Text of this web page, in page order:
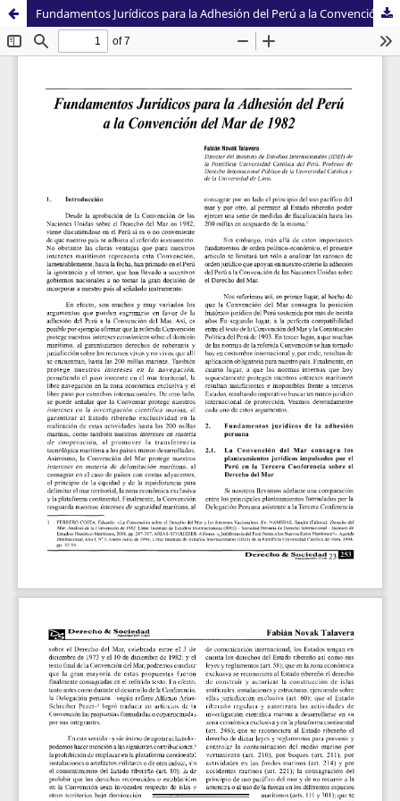
Fundamentos Jurídicos para la Adhesión del Perú a la Convención del Mar de 1982